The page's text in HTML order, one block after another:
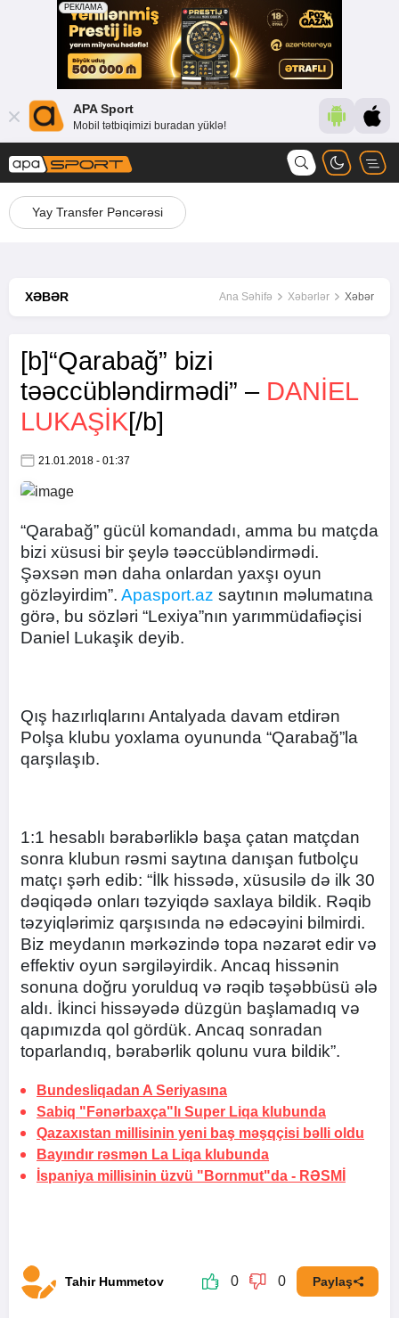
APA Sport
Mobil tətbiqimizi buradan yüklə!
Yay Transfer Pəncərəsi
XƏBƏR Ana Səhifə Xəbərlər Xəbər
[b]“Qarabağ” bizi
təəccübləndirmədi” – DANIEL
LUKAŞIK[/b]
21.01.2018 - 01:37
“Qarabağ” gücül komandadı, amma bu matçda
bizi xüsusi bir şeylə təəccübləndirmədi.
Şəxsən mən daha onlardan yaxşı oyun
gözləyirdim”. Apasport.az saytının məlumatına
görə, bu sözləri “Lexiya”nın yarımmüdafiəçisi
Daniel Lukaşik deyib.
Qış hazırlıqlarını Antalyada davam etdirən
Polşa klubu yoxlama oyununda “Qarabağ”la
qarşılaşıb.
1:1 hesablı bərabərliklə başa çatan matçdan
sonra klubun rəsmi saytına danışan futbolçu
matçı şərh edib: “İlk hissədə, xüsusilə də ilk 30
dəqiqədə onları təzyiqdə saxlaya bildik. Rəqib
təzyiqlərimiz qarşısında nə edəcəyini bilmirdi.
Biz meydanın mərkəzində topa nəzarət edir və
effektiv oyun sərgiləyirdik. Ancaq hissənin
sonuna doğru yorulduq və rəqib təşəbbüsü ələ
aldı. İkinci hissəyədə düzgün başlamadıq və
qapımızda qol gördük. Ancaq sonradan
toparlandıq, bərabərlik qolunu vura bildik”.
Bundesliqadan A Seriyasına
Sabiq "Fənərbaxça"lı Super Liqa klubunda
Qazaxıstan millisinin yeni baş məşqçisi bəlli oldu
Bayındır rəsmən La Liqa klubunda
İspaniya millisinin üzvü "Bornmut"da - RƏSMİ
Tahir Hummetov 0 0 Paylaş